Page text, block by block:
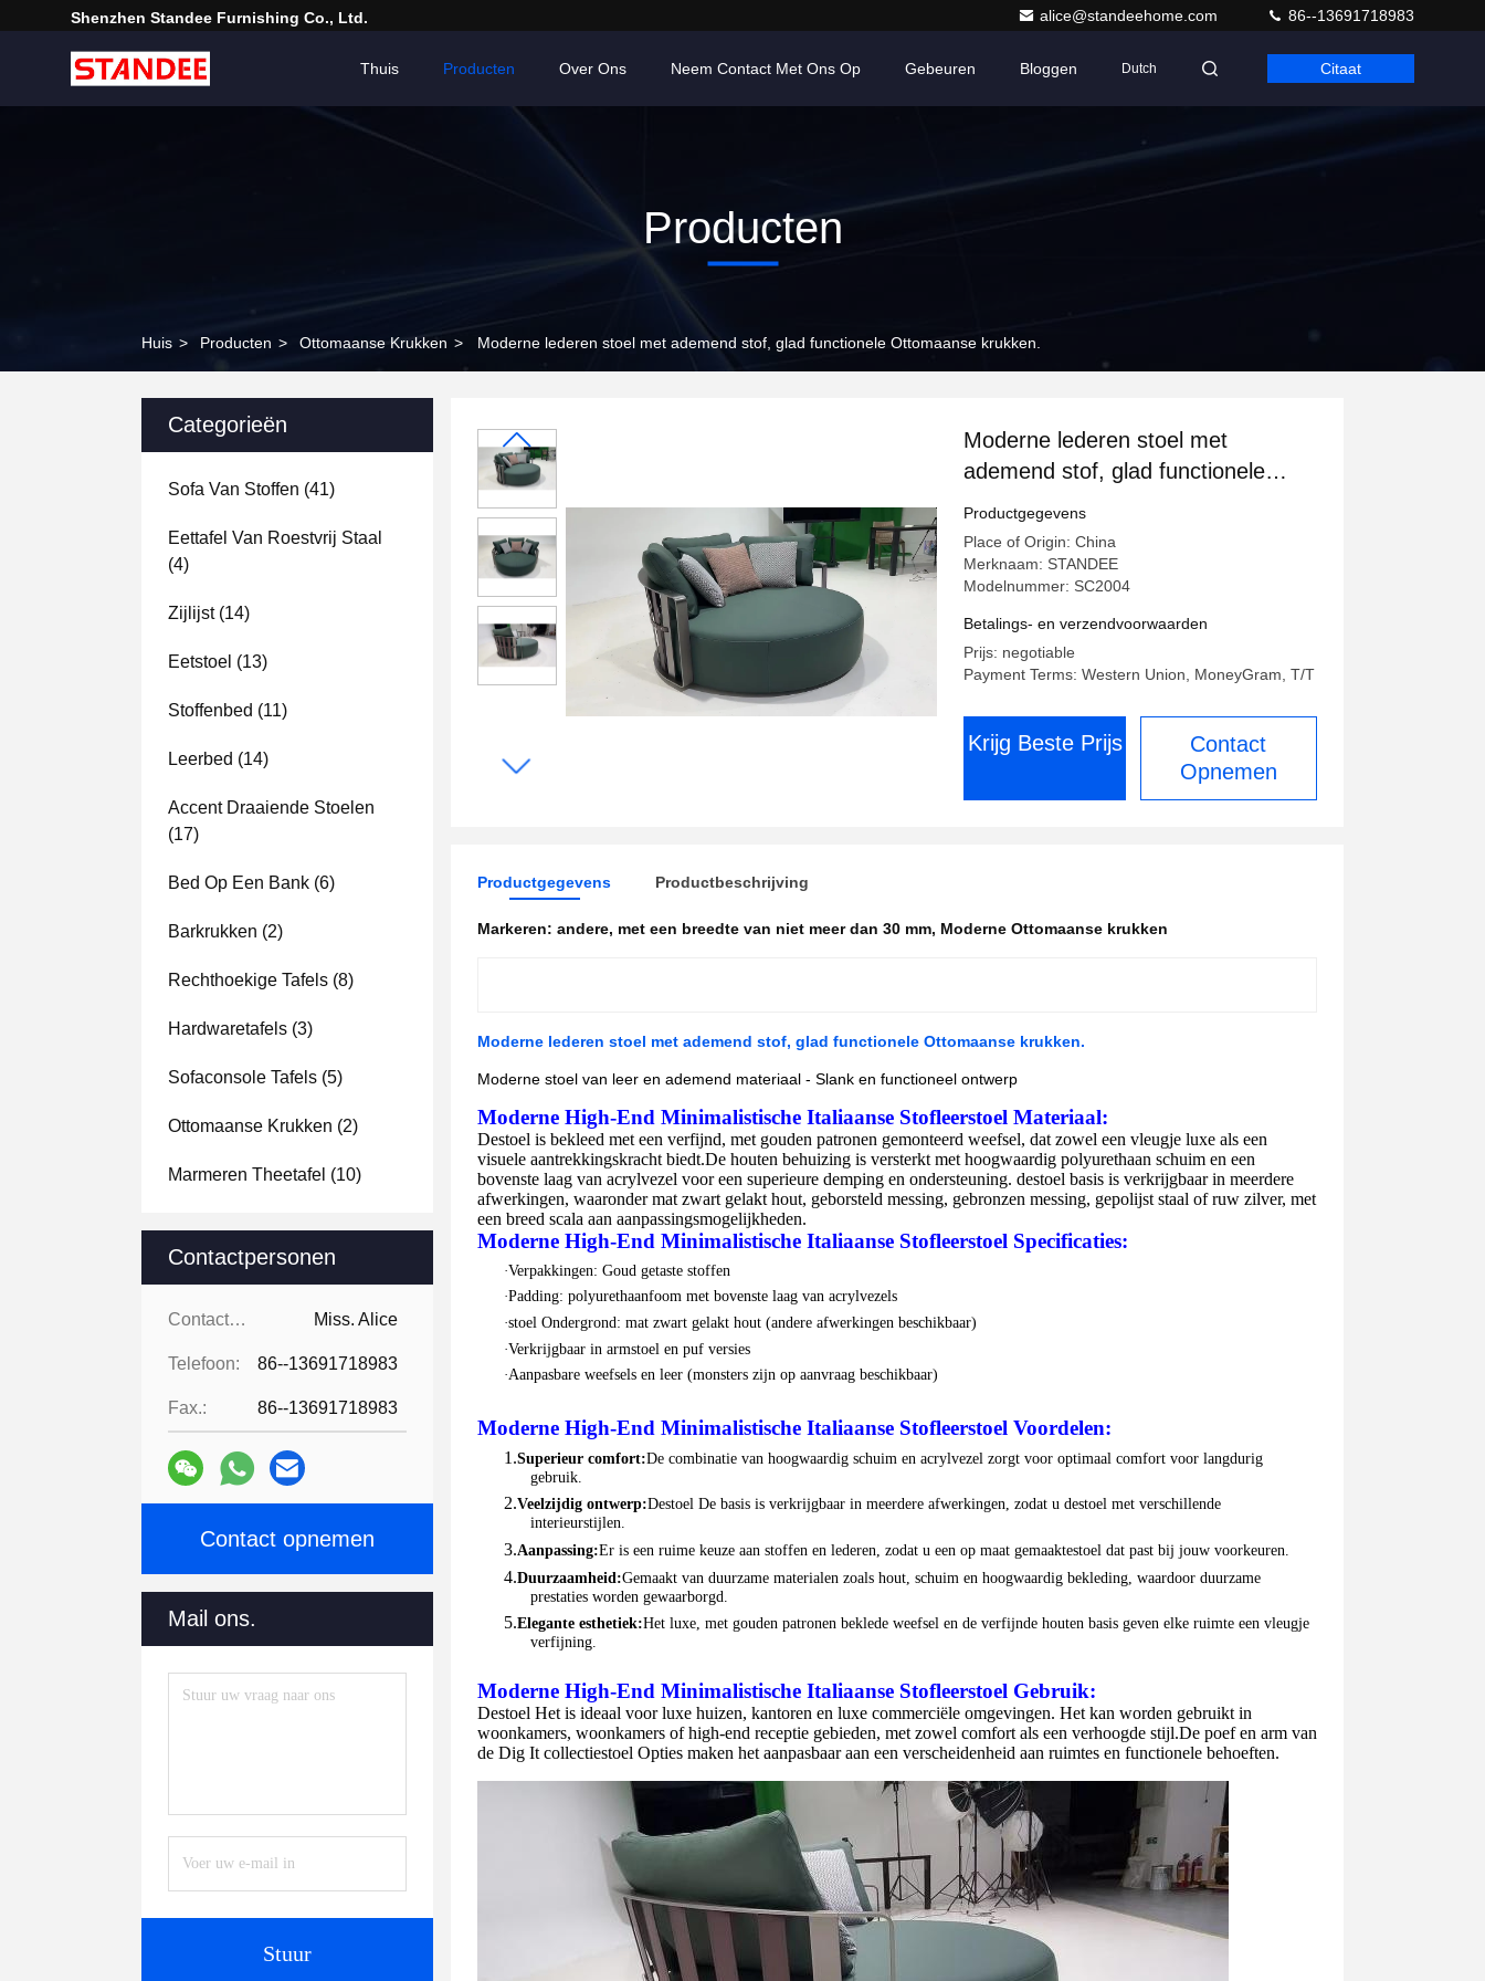
Shenzhen Standee Furnishing Co., Ltd. alice@standeehome.com 86--13691718983
Thuis Producten Over Ons Neem Contact Met Ons Op Gebeuren Bloggen Dutch Citaat
Producten
Huis > Producten > Ottomaanse Krukken > Moderne lederen stoel met ademend stof, glad functionele Ottomaanse krukken.
Categorieën
Sofa Van Stoffen (41)
Eettafel Van Roestvrij Staal
(4)
Zijlijst(14)
Eetstoel (13)
Stoffenbed (11)
Leerbed (14)
Accent Draaiende Stoelen
(17)
Bed Op Een Bank (6)
Barkrukken (2)
Rechthoekige Tafels (8)
Hardwaretafels (3)
Sofaconsole Tafels (5)
Ottomaanse Krukken (2)
Marmeren Theetafel (10)
Contactpersonen
Contactpersonen: Miss. Alice
Telefoon: 86--13691718983
Fax.: 86--13691718983
Contact opnemen
Mail ons.
Stuur
Moderne lederen stoel met
ademend stof, glad functionele
Ottomaanse krukken.
Productgegevens
Place of Origin: China
Merknaam: STANDEE
Modelnummer: SC2004
Betalings- en verzendvoorwaarden
Prijs: negotiable
Payment Terms: Western Union, MoneyGram, T/T
Krijg Beste Prijs
Contact
Opnemen
Productgegevens Productbeschrijving
Markeren: andere, met een breedte van niet meer dan 30 mm, Moderne Ottomaanse krukken
Moderne lederen stoel met ademend stof, glad functionele Ottomaanse krukken.
Moderne stoel van leer en ademend materiaal - Slank en functioneel ontwerp
Moderne High-End Minimalistische Italiaanse Stofleerstoel Materiaal:
Destoel is bekleed met een verfijnd, met gouden patronen gemonteerd weefsel, dat zowel een vleugje luxe als een
visuele aantrekkingskracht biedt.De houten behuizing is versterkt met hoogwaardig polyurethaan schuim en een
bovenste laag van acrylvezel voor een superieure demping en ondersteuning. destoel basis is verkrijgbaar in meerdere
afwerkingen, waaronder mat zwart gelakt hout, geborsteld messing, gebronzen messing, gepolijst staal of ruw zilver, met
een breed scala aan aanpassingsmogelijkheden.
Moderne High-End Minimalistische Italiaanse Stofleerstoel Specificaties:
·Verpakkingen: Goud getaste stoffen
·Padding: polyurethaanfoom met bovenste laag van acrylvezels
·stoel Ondergrond: mat zwart gelakt hout (andere afwerkingen beschikbaar)
·Verkrijgbaar in armstoel en puf versies
·Aanpasbare weefsels en leer (monsters zijn op aanvraag beschikbaar)
Moderne High-End Minimalistische Italiaanse Stofleerstoel Voordelen:
1.Superieur comfort:De combinatie van hoogwaardig schuim en acrylvezel zorgt voor optimaal comfort voor langdurig
gebruik.
2.Veelzijdig ontwerp:Destoel De basis is verkrijgbaar in meerdere afwerkingen, zodat u destoel met verschillende
interieurstijlen.
3.Aanpassing:Er is een ruime keuze aan stoffen en lederen, zodat u een op maat gemaaktestoel dat past bij jouw voorkeuren.
4.Duurzaamheid:Gemaakt van duurzame materialen zoals hout, schuim en hoogwaardig bekleding, waardoor duurzame
prestaties worden gewaarborgd.
5.Elegante esthetiek:Het luxe, met gouden patronen beklede weefsel en de verfijnde houten basis geven elke ruimte een vleugje
verfijning.
Moderne High-End Minimalistische Italiaanse Stofleerstoel Gebruik:
Destoel Het is ideaal voor luxe huizen, kantoren en luxe commerciële omgevingen. Het kan worden gebruikt in
woonkamers, woonkamers of high-end receptie gebieden, met zowel comfort als een verhoogde stijl.De poef en arm van
de Dig It collectiestoel Opties maken het aanpasbaar aan een verscheidenheid aan ruimtes en functionele behoeften.